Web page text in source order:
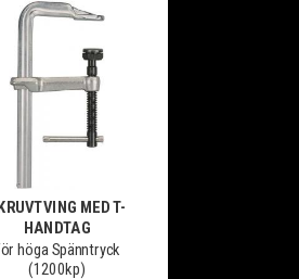
MED T-
HANDTAG
höga Spänntryck
(1200kp)